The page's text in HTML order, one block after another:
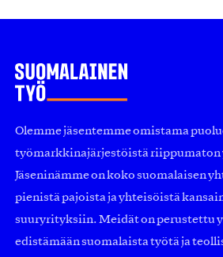
Olemme jäsentemme omistama
työmarkkinajärjestöistä riippumaton
Jäseninämme on koko suomalaisen
pienistä pajoista ja yhteisöistä
suuryrityksiin. Meidät on perustettu
edistämään suomalaista työtä ja